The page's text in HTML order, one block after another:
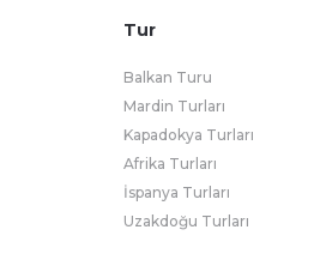
Tur
Balkan Turu
Mardin Turları
Kapadokya Turları
Afrika Turları
İspanya Turları
Uzakdoğu Turları